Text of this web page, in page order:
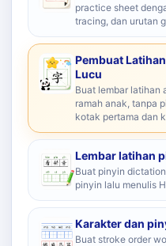
practice sheet
tracing, dan urutan
Pembuat
Lucu
Buat lembar latihan
ramah anak, tanpa
kotak pertama dan
Lembar latihan
Buat pinyin
pinyin lalu menulis
Karakter dan
Buat stroke order